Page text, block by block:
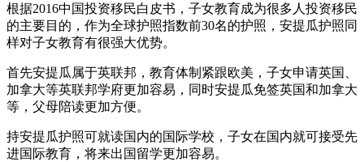
根据2016中国投资移民白皮书，子女教育成为很多人投资移民
的主要目的，作为全球护照指数前30名的护照，安提瓜护照同
样对子女教育有很强大优势。
首先安提瓜属于英联邦，教育体制紧跟欧美，子女申请英国、
加拿大等英联邦学府更加容易，同时安提瓜免签英国和加拿大
等，父母陪读更加方便。
持安提瓜护照可就读国内的国际学校，子女在国内就可接受先
进国际教育，将来出国留学更加容易。